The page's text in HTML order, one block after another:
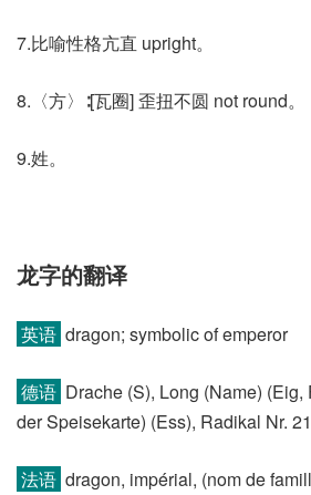
7.比喻性格亢直 upright。
8.〈方〉∶[瓦圈] 歪扭不圆 not round。
9.姓。
龙字的翻译
英语 dragon; symbolic of emperor
德语 Drache (S)​, Long (Name)​
der Speisekarte)​ (Ess)​, Radikal Nr.
法语 dragon, impérial, (nom de